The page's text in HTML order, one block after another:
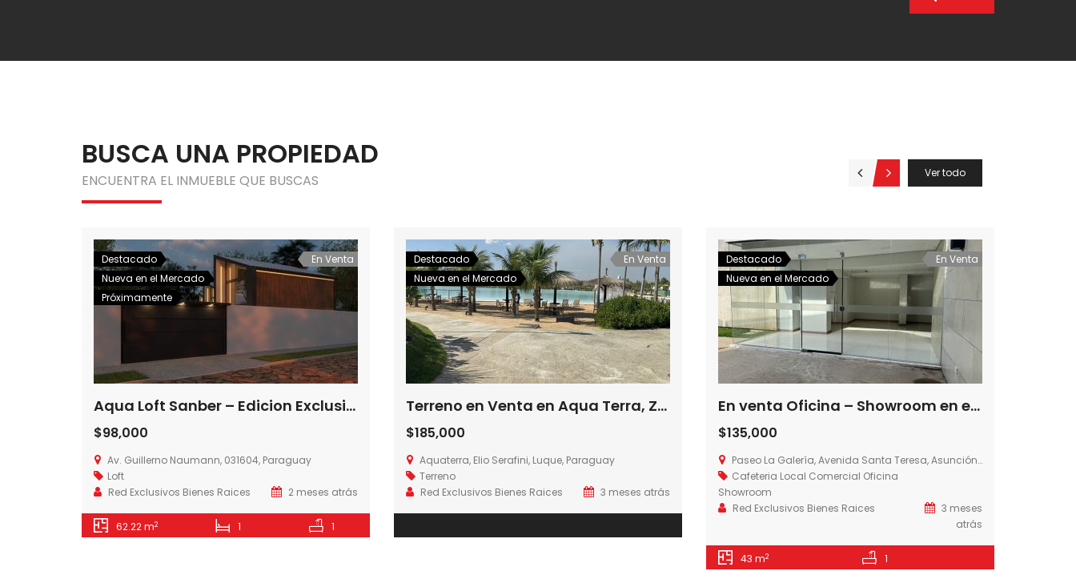
BUSCA UNA PROPIEDAD
Ver todo
ENCUENTRA EL INMUEBLE QUE BUSCAS
Destacado
Nueva en el Mercado
Próximamente
En Venta
Aqua Loft Sanber – Edicion Exclusive- Urbanizacion San Bernardino Country Club
$98,000
Av. Guillerno Naumann, 031604, Paraguay
Loft
Red Exclusivos Bienes Raices
2 meses atrás
62.22 m2 1 1
Destacado
Nueva en el Mercado
En Venta
Terreno en Venta en Aqua Terra, Zona Aeropuerto, Luque – Paraguay
$185,000
Aquaterra, Elio Serafini, Luque, Paraguay
Terreno
Red Exclusivos Bienes Raices
3 meses atrás
Destacado
Nueva en el Mercado
En Venta
En venta Oficina – Showroom en el corazon corporativo de Asuncion, Paraguay
$135,000
Paseo La Galería, Avenida Santa Teresa, Asunción, Paraguay
Cafeteria Local Comercial Oficina
Showroom
Red Exclusivos Bienes Raices
3 meses
atrás
43 m2 1